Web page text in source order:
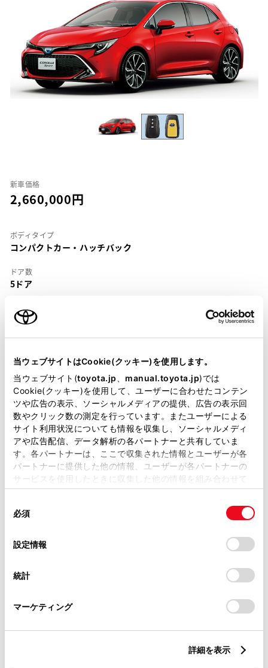
当ウェブサイトはCookie(クッキー)を使用します。
当ウェブサイト(toyota.jp manual.toyota.jp)では
Cookie(クッキー)を使用して、ユーザーに合わせたコンテン
ツや広告の表示、ソーシャルメディアの提供、広告の表示回
数やクリック数の測定を行っています。またユーザーによる
サイト利用状況についても情報を収集し、ソーシャルメディ
アや広告配信、データ解析の各パートナーと共有していま
す。各パートナーは、ここで収集された情報とユーザーが各
パートナーに提供した他の情報、ユーザーが各パートナーの
サービスを使用したときに収集した他の情報を組み合わせて
使用することがあります。当ウェブサイトの使用を続行する
デバイスにすべてのCookie(クッキー)が保存されることに同
意したことになります。Cookie(クッキー)のオプトアウト、
設定の変更、同意を撤回したりするにあたっては、当社の
「Cookie（クッキー）情報の取り扱いについて
」をご覧くだ
必須
設定情報
統計
マーケティング
詳細を表示
新車価格
2,660,000
ボディタイプ
コンパクトカー・ハッチバック
ドア数
5ドア
乗車定員
5名
6AA-ZWE213H
全長×全幅×全高
4375×1790×1460mm
ホイールベース ※1
2640mm
トレッド前／後
1530/1530mm
室内長×室内幅×室内高
1360kg